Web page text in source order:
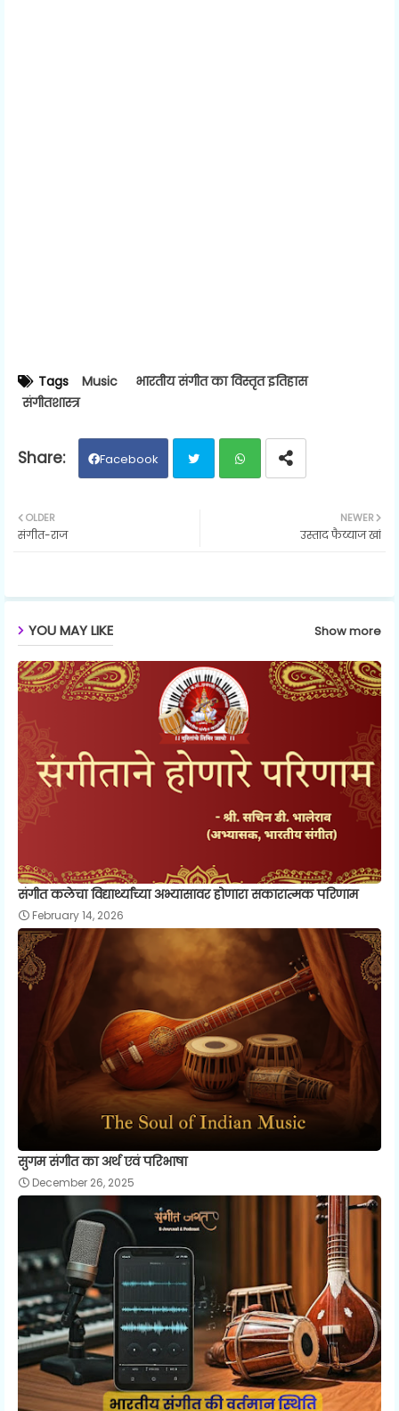
Tags Music
भारतीय संगीत का विस्तृत इतिहास
संगीतशास्त्र
Facebook
NEWER
उस्ताद फैय्याज खां
OLDER
संगीत-राज
YOU MAY LIKE Show more
संगीत कलेचा विद्यार्थ्यांच्या अभ्यासावर होणारा सकारात्मक परिणाम
February 14, 2026
सुगम संगीत का अर्थ एवं परिभाषा
December 26, 2025